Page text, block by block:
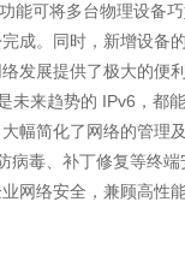
能可将多台物理设备
成。同时，新增设备
发展提供了极大的便
来趋势的 IPv6，都
幅简化了网络的管理
毒、补丁修复等终
网络安全，兼顾高性